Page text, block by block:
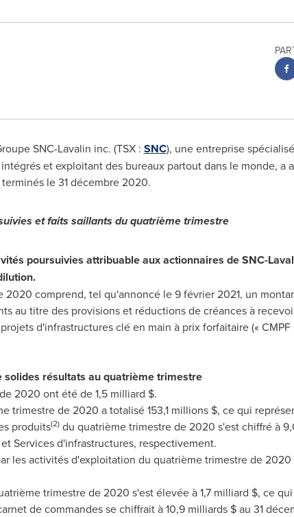
SNC-Lavalin inc. (TSX : SNC), une entreprise
et exploitant des bureaux partout dans le monde, a
le 31 décembre 2020.
et faits saillants du quatrième trimestre
poursuivies attribuable aux actionnaires de SNC-
2020 comprend, tel qu'annoncé le 9 février 2021, un
au titre des provisions et réductions de créances à
d'infrastructures clé en main à prix forfaitaire («
résultats au quatrième trimestre
2020 ont été de 1,5 milliard $.
trimestre de 2020 a totalisé 153,1 millions $, ce qui
produits(2)du quatrième trimestre de 2020 s'est chiffré à
Services d'infrastructures, respectivement.
les activités d'exploitation du quatrième trimestre de
trimestre de 2020 s'est élevée à 1,7 milliard $, ce
de commandes se chiffrait à 10,9 milliards $ au 31